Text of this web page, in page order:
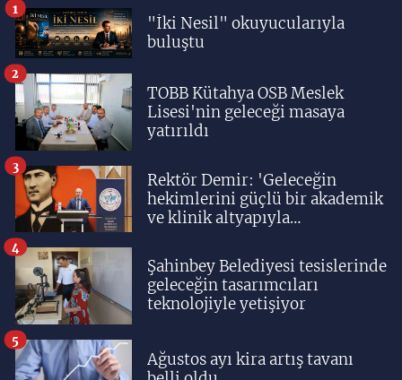
"İki Nesil" okuyucularıyla
buluştu
1
TOBB Kütahya OSB Meslek
Lisesi'nin geleceği masaya
yatırıldı
2
Rektör Demir: 'Geleceğin
hekimlerini güçlü bir akademik
ve klinik altyapıyla
3
Şahinbey Belediyesi tesislerinde
geleceğin tasarımcıları
teknolojiyle yetişiyor
4
Ağustos ayı kira artış tavanı
5